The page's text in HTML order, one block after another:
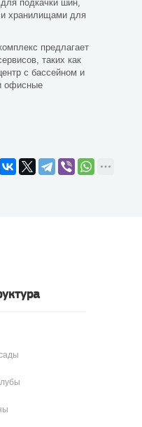
подкачки шин,
хранилищами для
предлагает
таких как
с бассейном и
офисные